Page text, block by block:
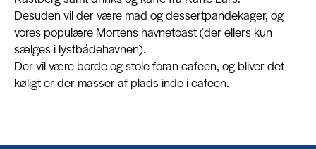
Desuden vil der være mad og dessertpandekager, og
vores populære Mortens havnetoast (der ellers kun
sælges i lystbådehavnen).
Der vil være borde og stole foran cafeen, og bliver det
køligt er der masser af plads inde i cafeen.